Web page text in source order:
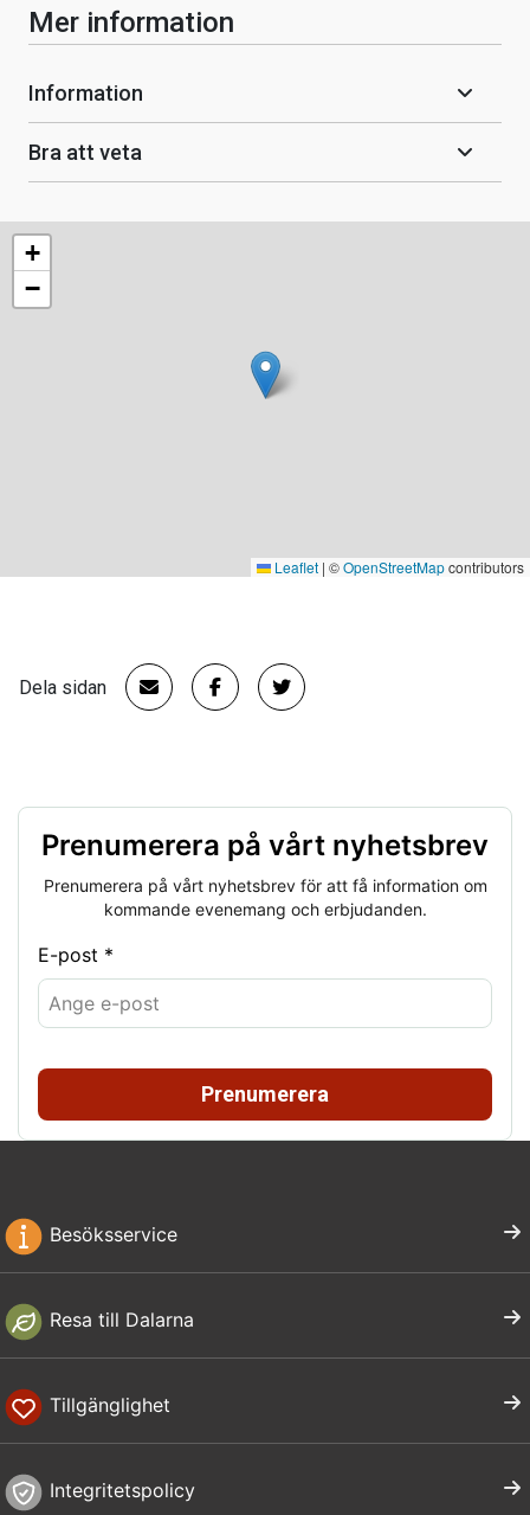
Mer information
Information
Bra att veta
+
−
Leaflet | ©OpenStreetMapcontributors
Dela sidan
Prenumerera på vårt nyhetsbrev
Prenumerera på vårt nyhetsbrev för att få information om
kommande evenemang och erbjudanden.
E-post *
Prenumerera
Besöksservice
Resa till Dalarna
Tillgänglighet
Integritetspolicy